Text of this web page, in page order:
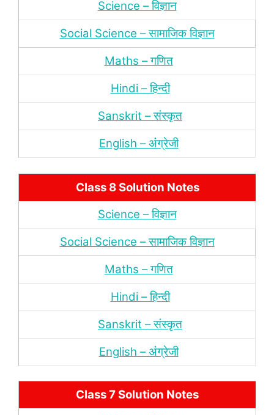
Science – विज्ञान
Social Science – सामाजिक विज्ञान
Maths – गणित
Hindi – हिन्‍दी
Sanskrit – संस्‍कृत
English – अंंग्रेजी
Class 8 Solution Notes
Science – विज्ञान
Social Science – सामाजिक विज्ञान
Maths – गणित
Hindi – हिन्‍दी
Sanskrit – संस्‍कृत
English – अंंग्रेजी
Class 7 Solution Notes